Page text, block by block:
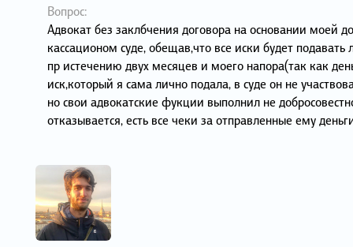
Вопрос:
Адвокат без заклбчения договора на основании моей
кассационом суде, обещав,что все иски будет
пр истечению двух месяцев и моего напора(так как
иск,который я сама лично подала, в суде он не
но свои адвокатские фукции выполнил не
отказывается, есть все чеки за отправленные ему